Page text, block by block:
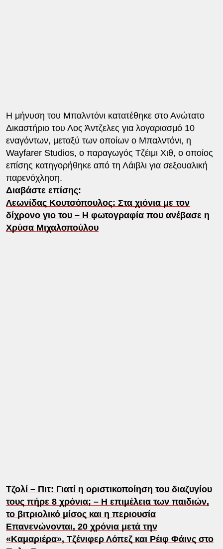
Η μήνυση του Μπαλντόνι κατατέθηκε στο Ανώτατο
Δικαστήριο του Λος Άντζελες για λογαριασμό 10
εναγόντων, μεταξύ των οποίων ο Μπαλντόνι, η
Wayfarer Studios, ο παραγωγός Τζέιμι Χιθ, ο οποίος
επίσης κατηγορήθηκε από τη Λάιβλι για σεξουαλική
παρενόχληση.
Διαβάστε επίσης:
Λεωνίδας Κουτσόπουλος: Στα χιόνια με τον
δίχρονο γιο του – Η φωτογραφία που ανέβασε η
Χρύσα Μιχαλοπούλου
Τζολί – Πιτ: Γιατί η οριστικοποίηση του διαζυγίου
τους πήρε 8 χρόνια; – H επιμέλεια των παιδιών,
το βιτριολικό μίσος και η περιουσία
Επανενώνονται, 20 χρόνια μετά την
«Καμαριέρα», Τζένιφερ Λόπεζ και Ρέιφ Φάινς στο